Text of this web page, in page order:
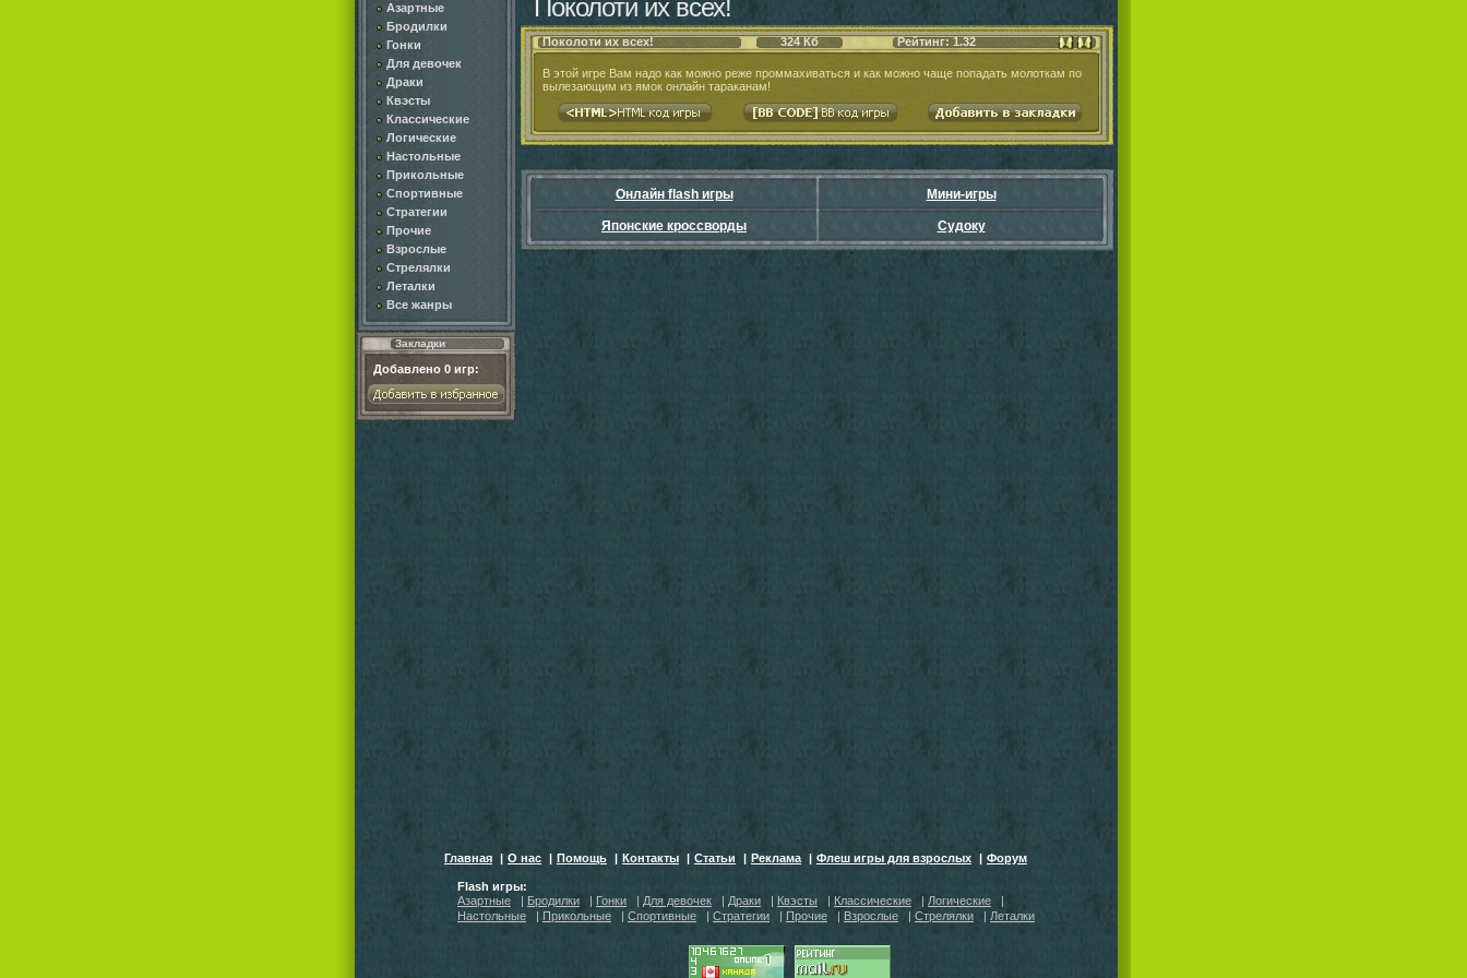
Азартные
Бродилки
Гонки
Для девочек
Драки
Квэсты
Классические
Логические
Настольные
Прикольные
Спортивные
Стратегии
Прочие
Взрослые
Стрелялки
Леталки
Все жанры
Закладки
Добавлено 0 игр:
Поколоти их всех!
Поколоти их всех! 324 Кб Рейтинг: 1.32
В этой игре Вам надо как можно реже проммахиваться и как можно чаще попадать молоткам по
вылезающим из ямок онлайн тараканам!
Онлайн flash игры Мини-игры
Японские кроссворды Судоку
Главная | О нас | Помощь | Контакты | Статьи | Реклама | Флеш игры для взрослых | Форум
Flash игры:
Азартные
| Бродилки | Гонки | Для девочек | Драки | Квэсты | Классические | Логические
|
Настольные
| Прикольные | Спортивные | Стратегии | Прочие | Взрослые | Стрелялки | Леталки